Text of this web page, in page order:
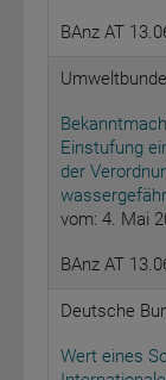
BAnz AT
Einstufung
der
vom: 4. Mai
BAnz AT
Deutsche
Wert eines